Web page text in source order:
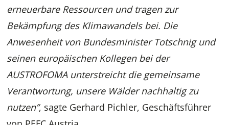
erneuerbare Ressourcen und tragen zur
Bekämpfung des Klimawandels bei. Die
Anwesenheit von Bundesminister Totschnig und
seinen europäischen Kollegen bei der
AUSTROFOMA unterstreicht die gemeinsame
Verantwortung, unsere Wälder nachhaltig zu
nutzen”, sagte Gerhard Pichler, Geschäftsführer